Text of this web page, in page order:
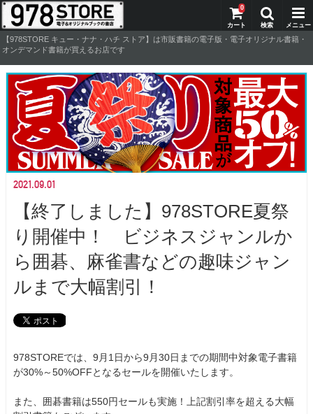
0
【978STORE キュー・ナナ・ハチ ストア】は市販書籍の電子版・電子オリジナル書籍・
オンデマンド書籍が買えるお店です
2021.09.01
【終了しました】978STORE夏祭
り開催中！ ビジネスジャンルか
ら囲碁、麻雀書などの趣味ジャン
ルまで大幅割引！
978STOREでは、9月1日から9月30日までの期間中対象電子書籍
が30%～50%OFFとなるセールを開催いたします。
また、囲碁書籍は550円セールも実施！上記割引率を超える大幅